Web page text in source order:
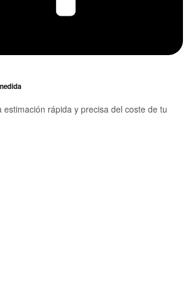
estimación rápida y precisa del coste de tu